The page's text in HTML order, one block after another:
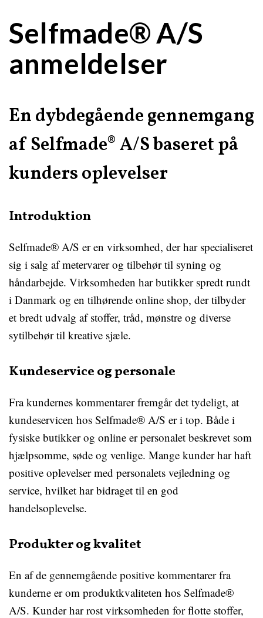
Selfmade® A/S
anmeldelser
En dybdegående gennemgang
af Selfmade® A/S baseret på
kunders oplevelser
Introduktion
Selfmade® A/S er en virksomhed, der har specialiseret
sig i salg af metervarer og tilbehør til syning og
håndarbejde. Virksomheden har butikker spredt rundt
i Danmark og en tilhørende online shop, der tilbyder
et bredt udvalg af stoffer, tråd, mønstre og diverse
sytilbehør til kreative sjæle.
Kundeservice og personale
Fra kundernes kommentarer fremgår det tydeligt, at
kundeservicen hos Selfmade® A/S er i top. Både i
fysiske butikker og online er personalet beskrevet som
hjælpsomme, søde og venlige. Mange kunder har haft
positive oplevelser med personalets vejledning og
service, hvilket har bidraget til en god
handelsoplevelse.
Produkter og kvalitet
En af de gennemgående positive kommentarer fra
kunderne er om produktkvaliteten hos Selfmade®
A/S. Kunder har rost virksomheden for flotte stoffer,